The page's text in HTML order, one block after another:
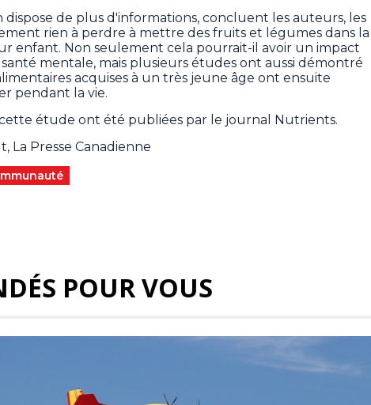
de plus d'informations, concluent les auteurs, les
rien à perdre à mettre des fruits et légumes dans la
enfant. Non seulement cela pourrait-il avoir un impact
mentale, mais plusieurs études ont aussi démontré
acquises à un très jeune âge ont ensuite
pendant la vie.
étude ont été publiées par le journal Nutrients.
La Presse Canadienne
POUR VOUS